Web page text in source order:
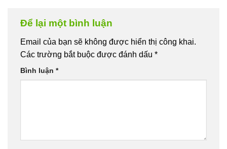
Để lại một bình luận
Email của bạn sẽ không được hiển thị công khai.
Các trường bắt buộc được đánh dấu *
Bình luận *